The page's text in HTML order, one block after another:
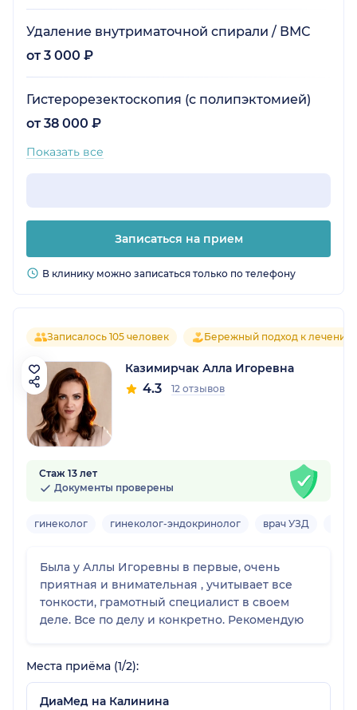
Удаление внутриматочной спирали / ВМС
от 3 000 ₽
Гистерорезектоскопия (с полипэктомией)
от 38 000 ₽
Показать все
Записаться на прием
В клинику можно записаться только по телефону
Записалось 105 человек Бережный подход к лечению
Казимирчак Алла Игоревна
4.3 12 отзывов
Стаж 13 лет
Документы проверены
гинеколог гинеколог-эндокринолог врач УЗД
Была у Аллы Игоревны в первые, очень
приятная и внимательная , учитывает все
тонкости, грамотный специалист в своем
деле. Все по делу и конкретно. Рекомендую
Места приёма (1/2):
ДиаМед на Калинина